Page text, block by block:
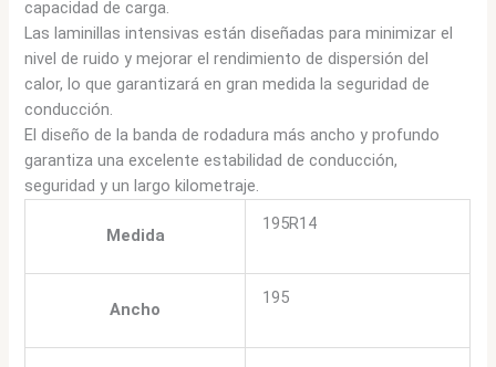
capacidad de carga.
Las laminillas intensivas están diseñadas para minimizar el
nivel de ruido y mejorar el rendimiento de dispersión del
calor, lo que garantizará en gran medida la seguridad de
conducción.
El diseño de la banda de rodadura más ancho y profundo
garantiza una excelente estabilidad de conducción,
seguridad y un largo kilometraje.
Medida
195R14
Ancho
195